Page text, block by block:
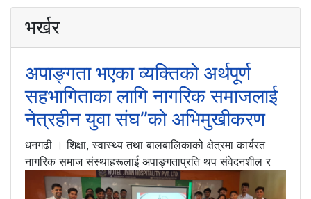
भर्खर
अपाङ्गता भएका व्यक्तिको अर्थपूर्ण
सहभागिताका लागि नागरिक समाजलाई
नेत्रहीन युवा संघ”को अभिमुखीकरण
धनगढी । शिक्षा, स्वास्थ्य तथा बालबालिकाको क्षेत्रमा कार्यरत
नागरिक समाज संस्थाहरूलाई अपाङ्गताप्रति थप संवेदनशील र